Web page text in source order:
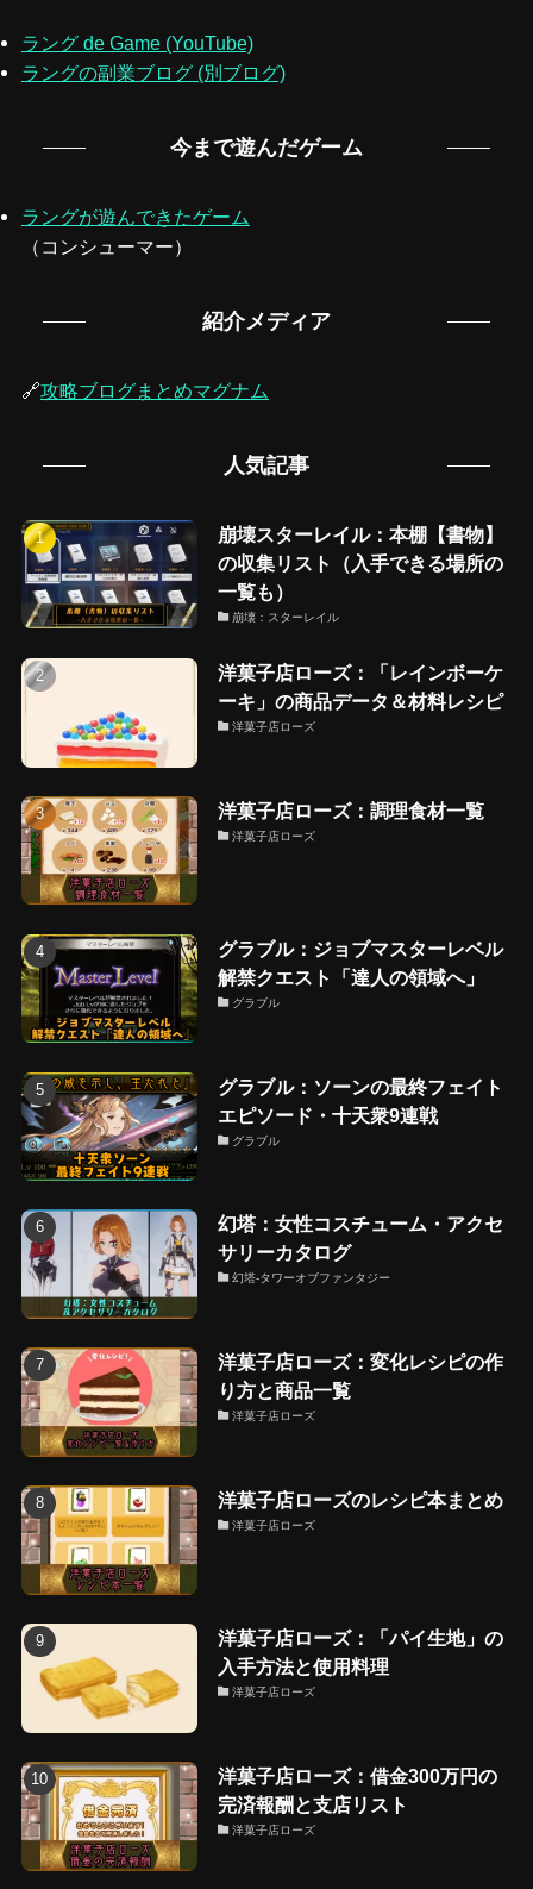
ラング de Game (YouTube)
ラングの副業ブログ (別ブログ)
今まで遊んだゲーム
ラングが遊んできたゲーム
（コンシューマー）
紹介メディア
🔗攻略ブログまとめマグナム
人気記事
崩壊スターレイル：本棚【書物】
の収集リスト（入手できる場所の
一覧も）
崩壊：スターレイル
洋菓子店ローズ：「レインボーケ
ーキ」の商品データ＆材料レシピ
洋菓子店ローズ
洋菓子店ローズ：調理食材一覧
洋菓子店ローズ
グラブル：ジョブマスターレベル
解禁クエスト「達人の領域へ」
グラブル
グラブル：ソーンの最終フェイト
エピソード・十天衆9連戦
グラブル
幻塔：女性コスチューム・アクセ
サリーカタログ
幻塔-タワーオブファンタジー
洋菓子店ローズ：変化レシピの作
り方と商品一覧
洋菓子店ローズ
洋菓子店ローズのレシピ本まとめ
洋菓子店ローズ
洋菓子店ローズ：「パイ生地」の
入手方法と使用料理
洋菓子店ローズ
洋菓子店ローズ：借金300万円の
完済報酬と支店リスト
洋菓子店ローズ